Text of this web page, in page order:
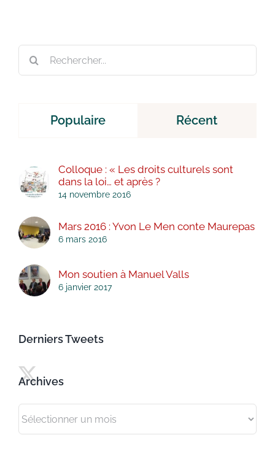
Populaire Récent
Colloque : « Les droits culturels sont
dans la loi… et après ?
14 novembre 2016
Mars 2016 : Yvon Le Men conte Maurepas
6 mars 2016
Mon soutien à Manuel Valls
6 janvier 2017
Derniers Tweets
Archives